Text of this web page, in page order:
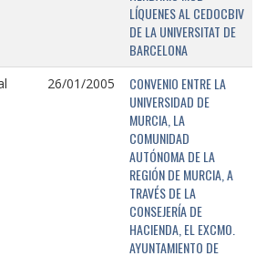
LÍQUENES AL CEDOCBIV
DE LA UNIVERSITAT DE
BARCELONA
26/01/2005
CONVENIO ENTRE LA
UNIVERSIDAD DE
MURCIA, LA
COMUNIDAD
AUTÓNOMA DE LA
REGIÓN DE MURCIA, A
TRAVÉS DE LA
CONSEJERÍA DE
HACIENDA, EL EXCMO.
AYUNTAMIENTO DE